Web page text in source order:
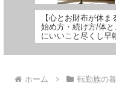
【心とお財布が休ま
始め方・続け方/体と
にいいこと尽くし早
すめ
ホーム 転勤族の